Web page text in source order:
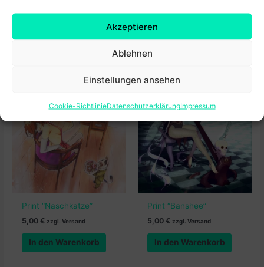
Akzeptieren
Ablehnen
Einstellungen ansehen
Cookie-RichtlinieDatenschutzerklärungImpressum
Dr.-Wilhelm-Külz-Str. 58
Verantwortliche Person in der EU
Ähnliche Produkte
Print “Naschkatze”
5,00€ zzgl. Versand
In den Warenkorb
Print “Banshee”
5,00€ zzgl. Versand
In den Warenkorb